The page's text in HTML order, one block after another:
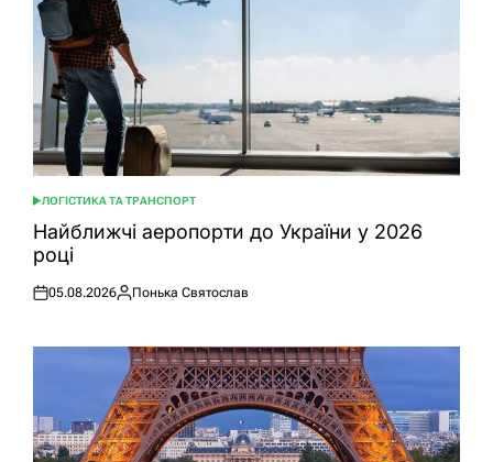
ОПУБЛІКУВАТИ
У
ЛОГІСТИКА ТА ТРАНСПОРТ
Найближчі аеропорти до України у 2026
році
Оприлюднено
05.08.2026
Опубліковано
Понька Святослав